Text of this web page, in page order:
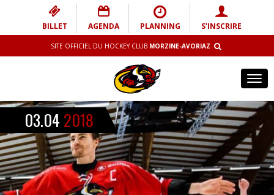
BILLET AGENDA PLANNING S'INSCRIRE
SITE OFFICIEL DU HOCKEY CLUB MORZINE-AVORIAZ
03.04 2018